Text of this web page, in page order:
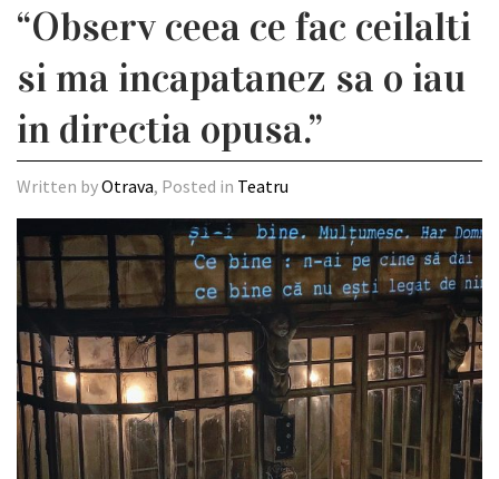
“Observ ceea ce fac ceilalti
si ma incapatanez sa o iau
in directia opusa.”
Written byOtrava, Posted in Teatru